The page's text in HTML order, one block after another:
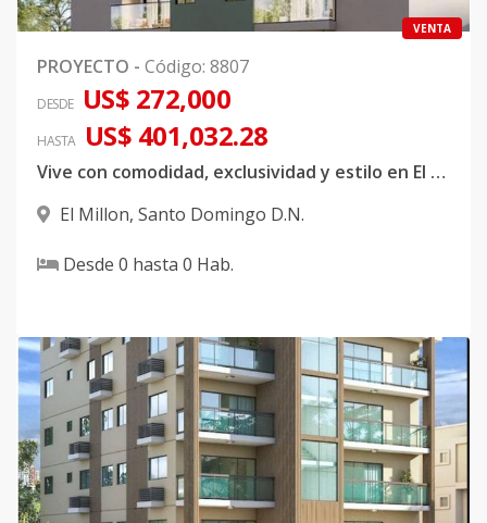
VENTA
PROYECTO - Código: 8807
DESDE US$ 272,000
HASTA US$ 401,032.28
Vive con comodidad, exclusividad y estilo en El Millón
El Millon, Santo Domingo D.N.
Desde 0 hasta 0 Hab.